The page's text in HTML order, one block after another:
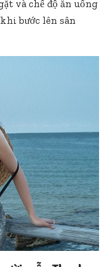
và chế độ ăn uống
bước lên sân